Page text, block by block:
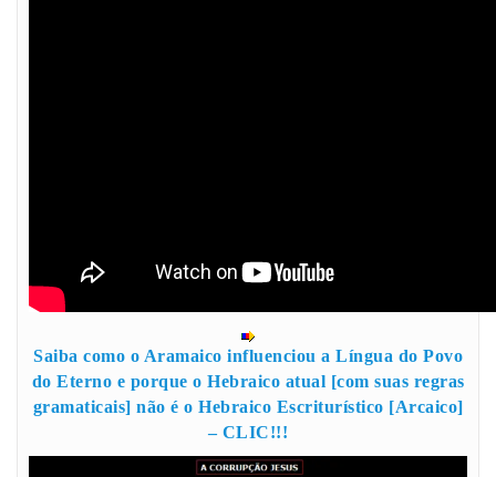
Saiba como o Aramaico influenciou a Língua do Povo
do Eterno e porque o Hebraico atual [com suas regras
gramaticais] não é o Hebraico Escriturístico [Arcaico]
– CLIC!!!